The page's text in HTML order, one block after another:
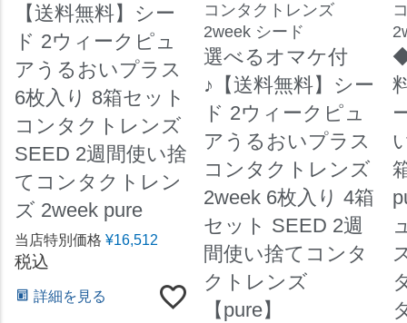
【送料無料】シー
ド 2ウィークピュ
アうるおいプラス
6枚入り 8箱セット
コンタクトレンズ
SEED 2週間使い捨
てコンタクトレン
ズ 2week pure
当店特別価格 ¥16,512
税込
詳細を見る
コンタクトレンズ
2week シード
選べるオマケ付
♪【送料無料】シー
ド 2ウィークピュ
アうるおいプラス
コンタクトレンズ
2week 6枚入り 4箱
セット SEED 2週
間使い捨てコンタ
クトレンズ
【pure】